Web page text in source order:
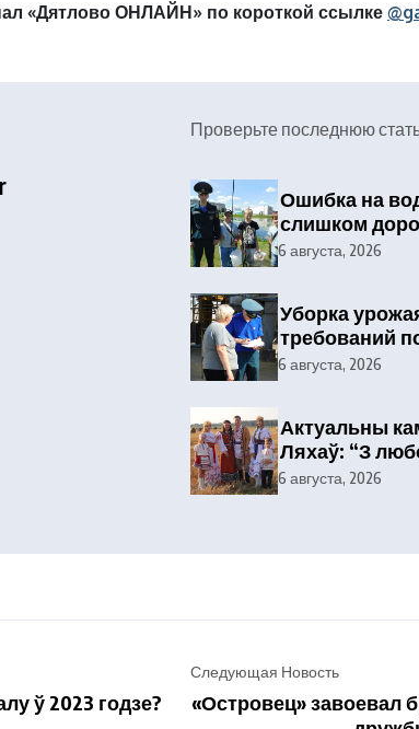
«Дятлово ОНЛАЙН» по короткой ссылке
Проверьте последнюю
Ошибка на
слишком
6 августа, 2026
Уборка
требований
безопасности
6 августа, 2026
Актуальны
Ляхаў: “З
куточка”
6 августа, 2026
ў 2023 годзе?
Следующая Новость
«Островец» завоевал